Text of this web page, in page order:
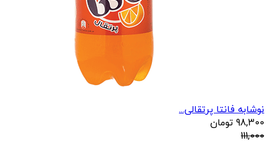
نوشابه فانتا پرتقالی...
98,300 تومان
111,000